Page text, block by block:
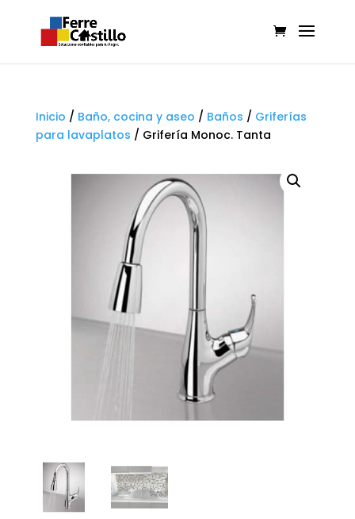
Inicio / Baño, cocina y aseo / Baños / Griferías
para lavaplatos / Grifería Monoc. Tanta